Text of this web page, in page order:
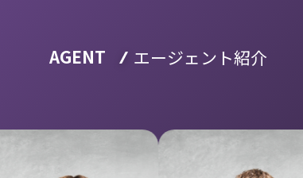
AGENT エージェント紹介